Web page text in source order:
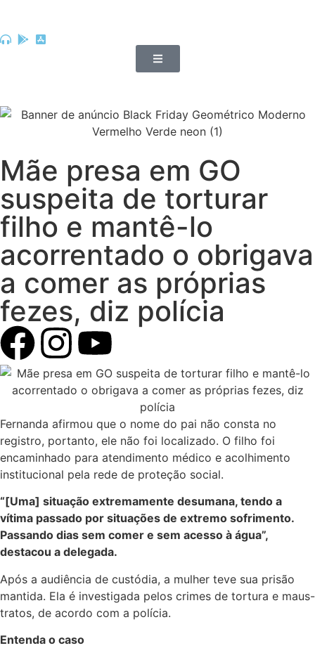
Mãe presa em GO
suspeita de torturar
filho e mantê-lo
acorrentado o obrigava
a comer as próprias
fezes, diz polícia
Fernanda afirmou que o nome do pai não consta no
registro, portanto, ele não foi localizado. O filho foi
encaminhado para atendimento médico e acolhimento
institucional pela rede de proteção social.
“[Uma] situação extremamente desumana, tendo a
vítima passado por situações de extremo sofrimento.
Passando dias sem comer e sem acesso à água”,
destacou a delegada.
Após a audiência de custódia, a mulher teve sua prisão
mantida. Ela é investigada pelos crimes de tortura e maus-
tratos, de acordo com a polícia.
Entenda o caso